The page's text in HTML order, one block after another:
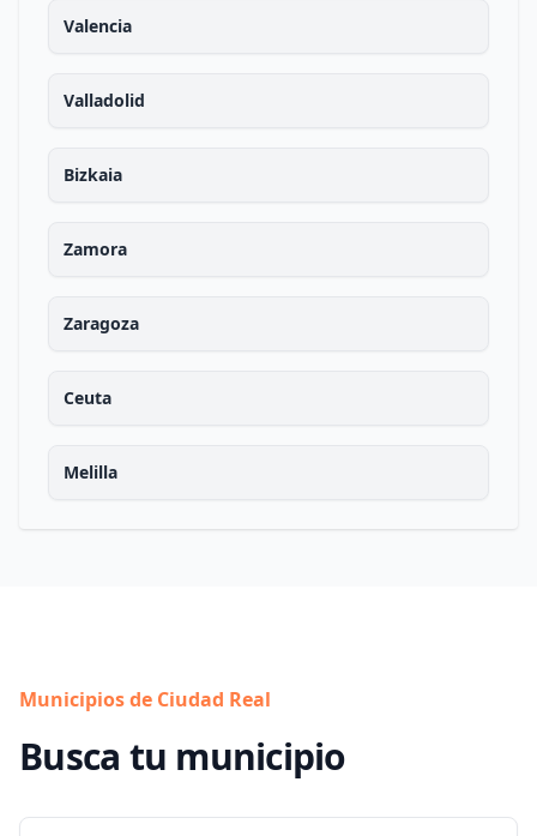
Valencia
Valladolid
Bizkaia
Zamora
Zaragoza
Ceuta
Melilla
Municipios de Ciudad Real
Busca tu municipio